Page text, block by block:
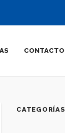
CONTACTO
CATEGORÍAS